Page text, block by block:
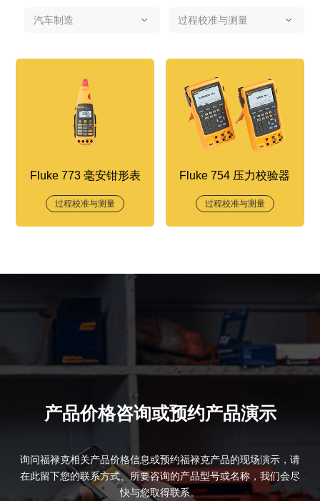
Fluke 773 毫安钳形表
过程校准与测量
Fluke 754 压力校验器
过程校准与测量
产品价格咨询或预约产品演示
询问福禄克相关产品价格信息或预约福禄克产品的现场演示，请
在此留下您的联系方式、所要咨询的产品型号或名称，我们会尽
快与您取得联系。